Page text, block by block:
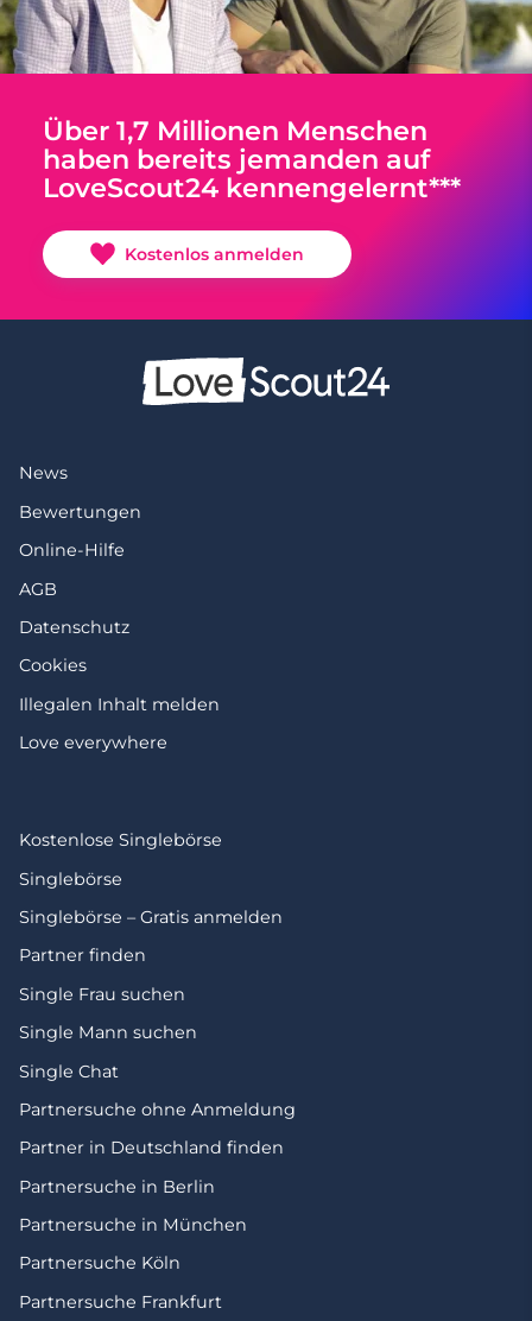
Über 1,7 Millionen Menschen
haben bereits jemanden auf
LoveScout24 kennengelernt***
Kostenlos anmelden
News
Bewertungen
Online-Hilfe
AGB
Datenschutz
Cookies
Illegalen Inhalt melden
Love everywhere
Kostenlose Singlebörse
Singlebörse
Singlebörse – Gratis anmelden
Partner finden
Single Frau suchen
Single Mann suchen
Single Chat
Partnersuche ohne Anmeldung
Partner in Deutschland finden
Partnersuche in Berlin
Partnersuche in München
Partnersuche Köln
Partnersuche Frankfurt